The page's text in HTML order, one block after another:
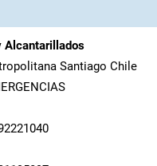
Alcantarillados
Santiago Chile